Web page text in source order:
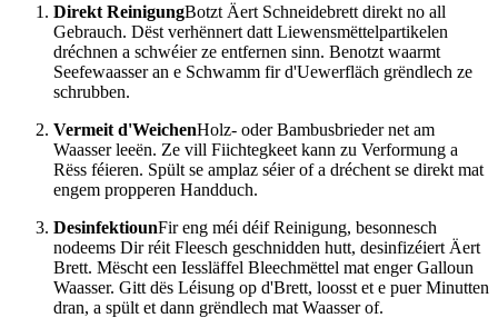
Direkt ReinigungBotzt Äert Schneidebrett direkt no all
Gebrauch. Dëst verhënnert datt Liewensmëttelpartikelen
dréchnen a schwéier ze entfernen sinn. Benotzt waarmt
Seefewaasser an e Schwamm fir d'Uewerfläch grëndlech ze
schrubben.
Vermeit d'WeichenHolz- oder Bambusbrieder net am
Waasser leeën. Ze vill Fiichtegkeet kann zu Verformung a
Rëss féieren. Spült se amplaz séier of a dréchent se direkt mat
engem propperen Handduch.
DesinfektiounFir eng méi déif Reinigung, besonnesch
nodeems Dir réit Fleesch geschnidden hutt, desinfizéiert Äert
Brett. Mëscht een Iessläffel Bleechmëttel mat enger Galloun
Waasser. Gitt dës Léisung op d'Brett, loosst et e puer Minutten
dran, a spült et dann grëndlech mat Waasser of.